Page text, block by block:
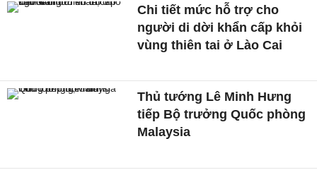
Chi tiết mức hỗ trợ cho
người di dời khẩn cấp khỏi
vùng thiên tai ở Lào Cai
Thủ tướng Lê Minh Hưng
tiếp Bộ trưởng Quốc phòng
Malaysia